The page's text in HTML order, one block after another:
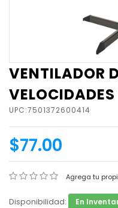
VENTILADOR
UPC:7501372600414
$77.00
Agrega tu
Disponibilidad: En